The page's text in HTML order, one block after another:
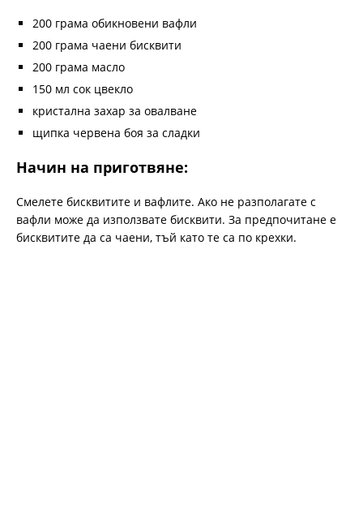
200 грама обикновени вафли
200 грама чаени бисквити
200 грама масло
150 мл сок цвекло
кристална захар за овалване
щипка червена боя за сладки
Начин на приготвяне:
Смелете бисквитите и вафлите. Ако не разполагате с
вафли може да използвате бисквити. За предпочитане е
бисквитите да са чаени, тъй като те са по крехки.